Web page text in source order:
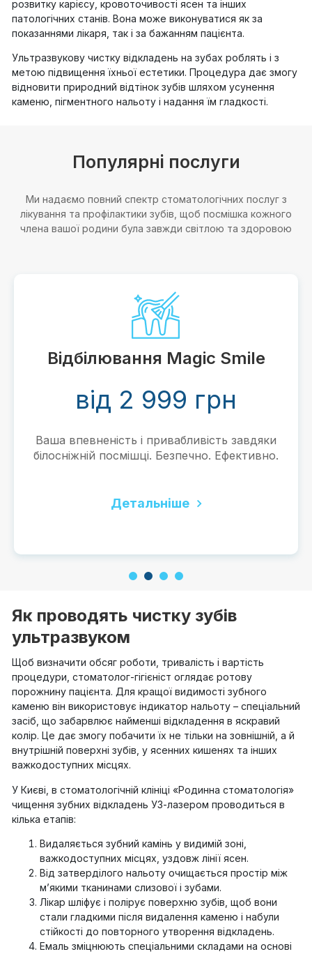
розвитку карієсу, кровоточивості ясен та інших
патологічних станів. Вона може виконуватися як за
показаннями лікаря, так і за бажанням пацієнта.
Ультразвукову чистку відкладень на зубах роблять і з
метою підвищення їхньої естетики. Процедура дає змогу
відновити природний відтінок зубів шляхом усунення
каменю, пігментного нальоту і надання їм гладкості.
Популярні послуги
Ми надаємо повний спектр стоматологічних послуг з
лікування та профілактики зубів, щоб посмішка кожного
члена вашої родини була завжди світлою та здоровою
Відбілювання Magic Smile
від 2 999 грн
Ваша впевненість і привабливість завдяки
білосніжній посмішці. Безпечно. Ефективно.
Детальніше
Як проводять чистку зубів
ультразвуком
Щоб визначити обсяг роботи, тривалість і вартість
процедури, стоматолог-гігієніст оглядає ротову
порожнину пацієнта. Для кращої видимості зубного
каменю він використовує індикатор нальоту – спеціальний
засіб, що забарвлює найменші відкладення в яскравий
колір. Це дає змогу побачити їх не тільки на зовнішній, а й
внутрішній поверхні зубів, у ясенних кишенях та інших
важкодоступних місцях.
У Києві, в стоматологічній клініці «Родинна стоматологія»
чищення зубних відкладень УЗ-лазером проводиться в
кілька етапів:
Видаляється зубний камінь у видимій зоні,
важкодоступних місцях, уздовж лінії ясен.
Від затверділого нальоту очищається простір між
м’якими тканинами слизової і зубами.
Лікар шліфує і полірує поверхню зубів, щоб вони
стали гладкими після видалення каменю і набули
стійкості до повторного утворення відкладень.
Емаль зміцнюють спеціальними складами на основі